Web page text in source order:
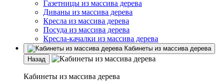
Газетницы из массива дерева
Диваны из массива дерева
Кресла из массива дерева
Посуда из массива дерева
Кресла-качалки из массива дерева
Кабинеты из массива дерева
Назад
Кабинеты из массива дерева